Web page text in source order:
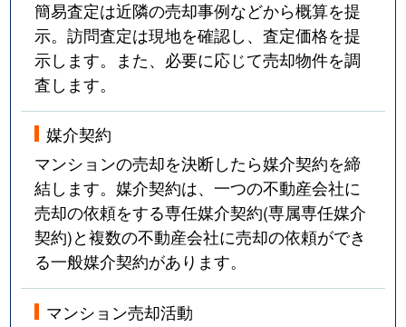
簡易査定は近隣の売却事例などから概算を提
示。訪問査定は現地を確認し、査定価格を提
示します。また、必要に応じて売却物件を調
査します。
媒介契約
マンションの売却を決断したら媒介契約を締
結します。媒介契約は、一つの不動産会社に
売却の依頼をする専任媒介契約(専属専任媒介
契約)と複数の不動産会社に売却の依頼ができ
る一般媒介契約があります。
マンション売却活動